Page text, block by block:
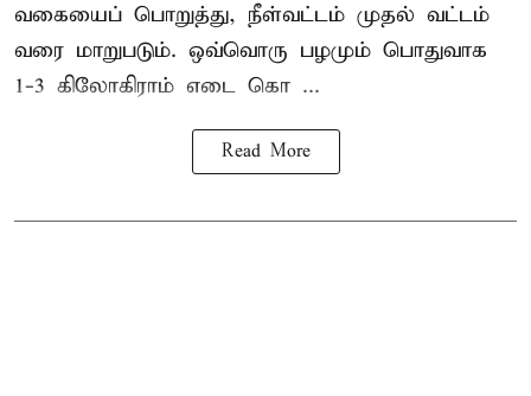
வகையைப் பொறுத்து, நீள்வட்டம் முதல் வட்டம்
வரை மாறுபடும். ஒவ்வொரு பழமும் பொதுவாக
1-3 கிலோகிராம் எடை கொ ...
Read More